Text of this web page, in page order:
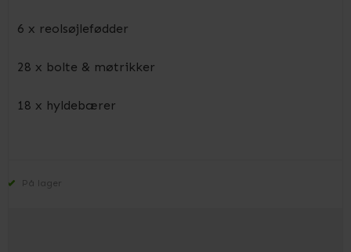
6 x reolsøjlefødder
28 x bolte & møtrikker
18 x hyldebærer
På lager